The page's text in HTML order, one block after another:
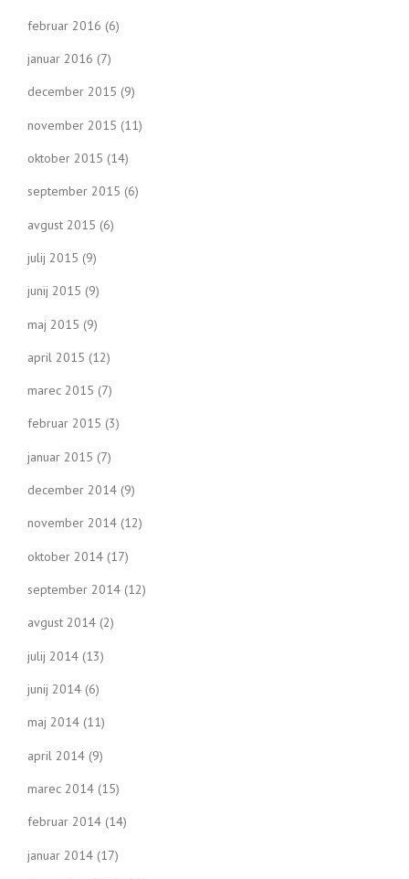
februar 2016 (6)
januar 2016 (7)
december 2015 (9)
november 2015 (11)
oktober 2015 (14)
september 2015 (6)
avgust 2015 (6)
julij 2015 (9)
junij 2015 (9)
maj 2015 (9)
april 2015 (12)
marec 2015 (7)
februar 2015 (3)
januar 2015 (7)
december 2014 (9)
november 2014 (12)
oktober 2014 (17)
september 2014 (12)
avgust 2014 (2)
julij 2014 (13)
junij 2014 (6)
maj 2014 (11)
april 2014 (9)
marec 2014 (15)
februar 2014 (14)
januar 2014 (17)